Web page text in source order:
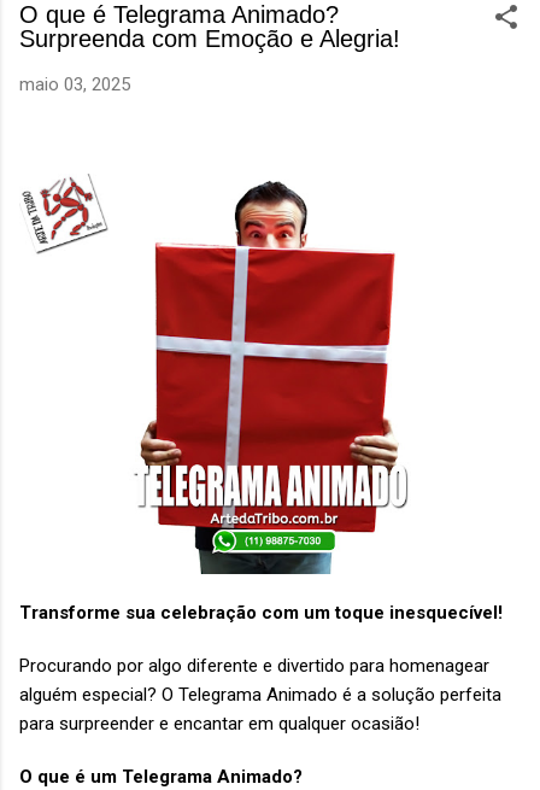
O que é Telegrama Animado?
Surpreenda com Emoção e Alegria!
maio 03, 2025
Transforme sua celebração com um toque inesquecível!
Procurando por algo diferente e divertido para homenagear
alguém especial? O Telegrama Animado é a solução perfeita
para surpreender e encantar em qualquer ocasião!
O que é um Telegrama Animado?